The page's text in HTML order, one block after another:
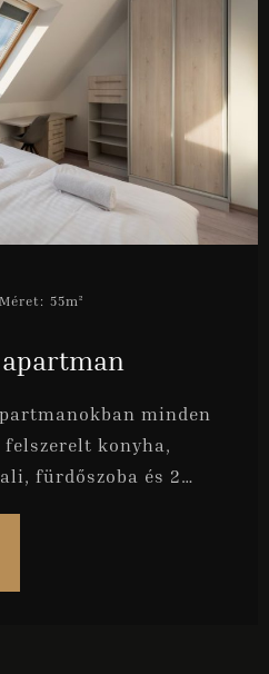
apartman
minden
felszerelt konyha,
fürdőszoba és 2
Méret: 55m²